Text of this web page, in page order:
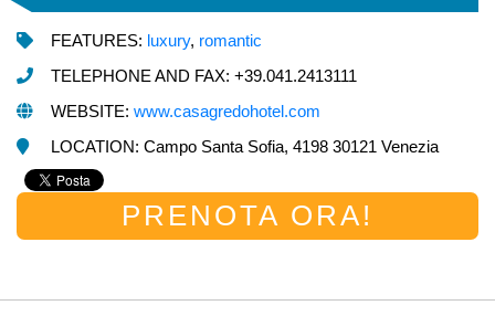
FEATURES: luxury, romantic
TELEPHONE AND FAX: +39.041.2413111
WEBSITE: www.casagredohotel.com
LOCATION: Campo Santa Sofia, 4198 30121 Venezia
PRENOTA ORA!